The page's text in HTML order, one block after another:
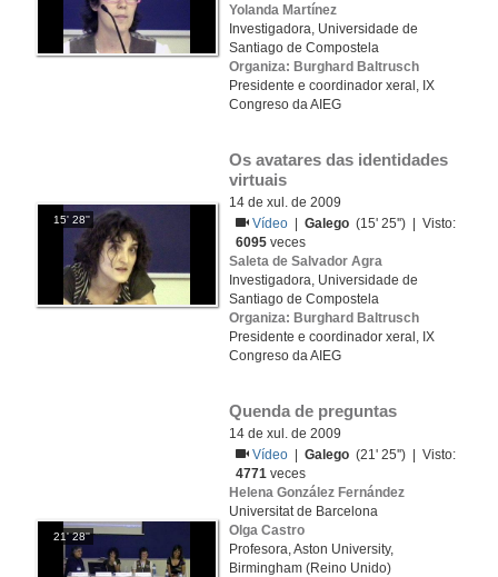
Yolanda Martínez
Investigadora, Universidade de
Santiago de Compostela
Organiza: Burghard Baltrusch
Presidente e coordinador xeral, IX
Congreso da AIEG
15' 28''
Os avatares das identidades
virtuais
14 de xul. de 2009
Vídeo
|Galego (15' 25'') | Visto:
6095 veces
Saleta de Salvador Agra
Investigadora, Universidade de
Santiago de Compostela
Organiza: Burghard Baltrusch
Presidente e coordinador xeral, IX
Congreso da AIEG
21' 28''
Quenda de preguntas
14 de xul. de 2009
Vídeo
|Galego (21' 25'') | Visto:
4771 veces
Helena González Fernández
Universitat de Barcelona
Olga Castro
Profesora, Aston University,
Birmingham (Reino Unido)